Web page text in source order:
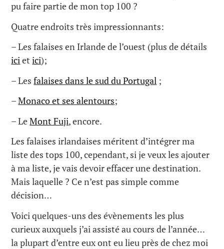
pu faire partie de mon top 100 ?
Quatre endroits très impressionnants:
– Les falaises en Irlande de l’ouest (plus de détails
icietici);
– Lesfalaises dans le sud du Portugal ;
–Monaco et ses alentours;
– LeMont Fuji, encore.
Les falaises irlandaises méritent d’intégrer ma
liste des tops 100, cependant, si je veux les ajouter
à ma liste, je vais devoir effacer une destination.
Mais laquelle ? Ce n’est pas simple comme
décision…
Voici quelques-uns des évènements les plus
curieux auxquels j’ai assisté au cours de l’année…
la plupart d’entre eux ont eu lieu près de chez moi